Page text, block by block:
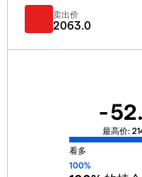
卖出价
2063.0
-
最高价:
看多
100%